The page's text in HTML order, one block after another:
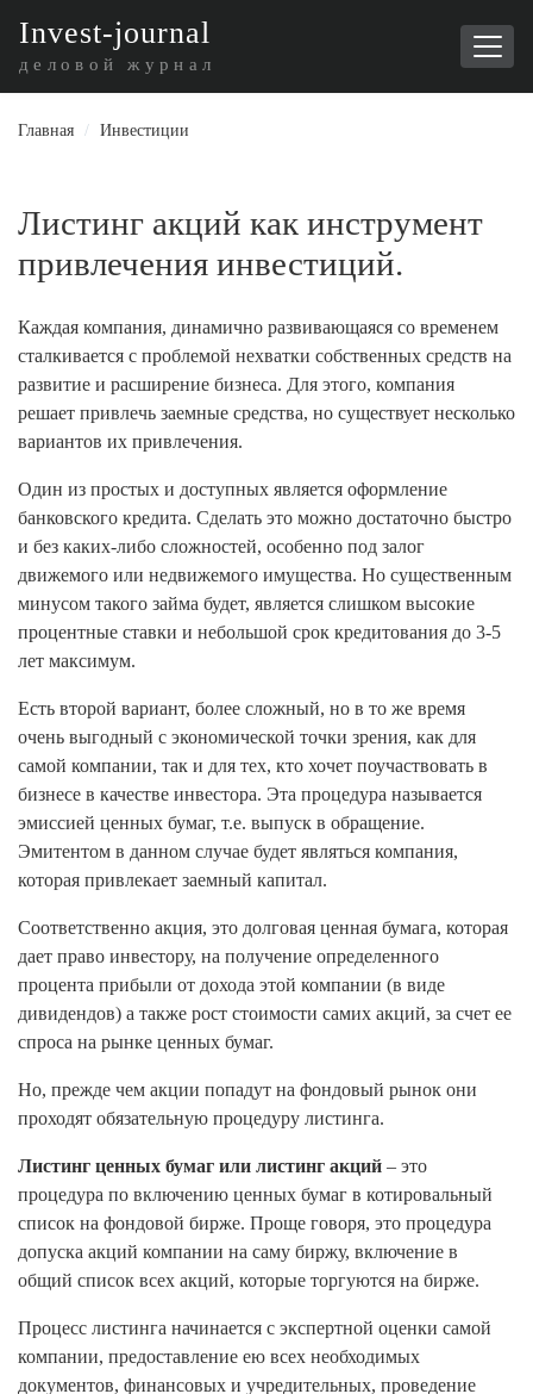
Invest-journal
деловой журнал
Главная / Инвестиции
Листинг акций как инструмент
привлечения инвестиций.
Каждая компания, динамично развивающаяся со временем
сталкивается с проблемой нехватки собственных средств на
развитие и расширение бизнеса. Для этого, компания
решает привлечь заемные средства, но существует несколько
вариантов их привлечения.
Один из простых и доступных является оформление
банковского кредита. Сделать это можно достаточно быстро
и без каких-либо сложностей, особенно под залог
движемого или недвижемого имущества. Но существенным
минусом такого займа будет, является слишком высокие
процентные ставки и небольшой срок кредитования до 3-5
лет максимум.
Есть второй вариант, более сложный, но в то же время
очень выгодный с экономической точки зрения, как для
самой компании, так и для тех, кто хочет поучаствовать в
бизнесе в качестве инвестора. Эта процедура называется
эмиссией ценных бумаг, т.е. выпуск в обращение.
Эмитентом в данном случае будет являться компания,
которая привлекает заемный капитал.
Соответственно акция, это долговая ценная бумага, которая
дает право инвестору, на получение определенного
процента прибыли от дохода этой компании (в виде
дивидендов) а также рост стоимости самих акций, за счет ее
спроса на рынке ценных бумаг.
Но, прежде чем акции попадут на фондовый рынок они
проходят обязательную процедуру листинга.
Листинг ценных бумаг или листинг акций – это
процедура по включению ценных бумаг в котировальный
список на фондовой бирже. Проще говоря, это процедура
допуска акций компании на саму биржу, включение в
общий список всех акций, которые торгуются на бирже.
Процесс листинга начинается с экспертной оценки самой
компании, предоставление ею всех необходимых
документов, финансовых и учредительных, проведение